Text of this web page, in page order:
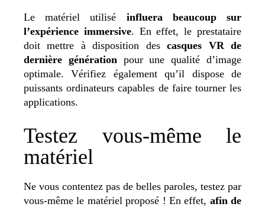
Le matériel utilisé influera beaucoup sur
l’expérience immersive. En effet, le prestataire
doit mettre à disposition descasques VR de
dernière génération pour une qualité d’image
optimale. Vérifiez également qu’il dispose de
puissants ordinateurs capables de faire tourner les
applications.
Testez vous-même le
matériel
Ne vous contentez pas de belles paroles, testez par
vous-même le matériel proposé ! En effet, afin de